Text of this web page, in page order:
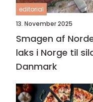
editorial
13. November 2025
Smagen af
laks i Norge til
Danmark